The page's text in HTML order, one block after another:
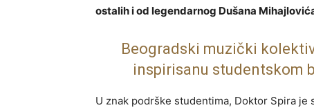
ostalih i od legendarnog Dušana
Beogradski muzički
inspirisanu studentskom
U znak podrške studentima, Doktor Spira je